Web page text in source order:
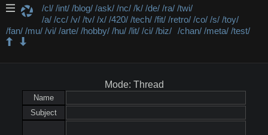
/cl/ /int/ /blog/ /ask/ /nc/ /k/ /de/ /ra/ /twi/
/a/ /cc/ /v/ /tv/ /x/ /420/ /tech/ /fit/ /retro/ /co/ /s/ /toy/
/fan/ /mu/ /vi/ /arte/ /hobby/ /hu/ /lit/ /ci/ /biz/ /chan/ /meta/ /test/
Mode: Thread
Name
Subject